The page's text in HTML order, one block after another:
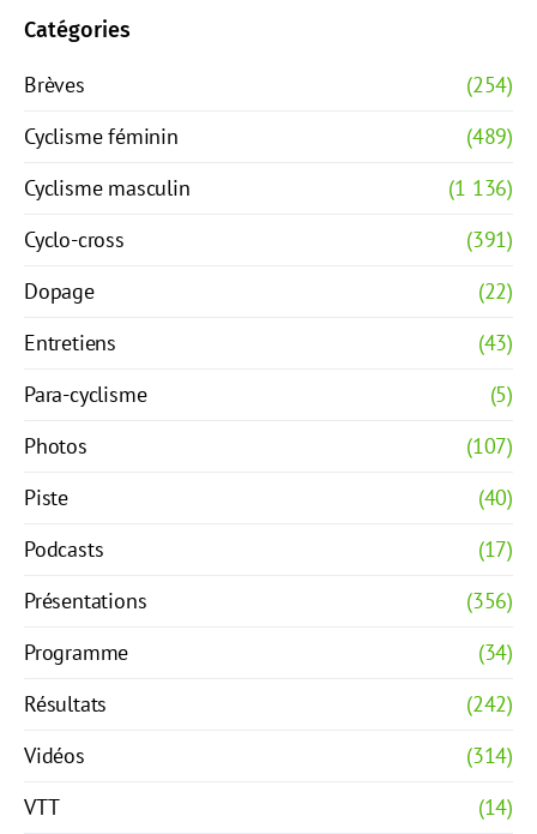
Catégories
Brèves
(254)
Cyclisme féminin
(489)
Cyclisme masculin
(1 136)
Cyclo-cross
(391)
Dopage
(22)
Entretiens
(43)
Para-cyclisme
(5)
Photos
(107)
Piste
(40)
Podcasts
(17)
Présentations
(356)
Programme
(34)
Résultats
(242)
Vidéos
(314)
VTT
(14)